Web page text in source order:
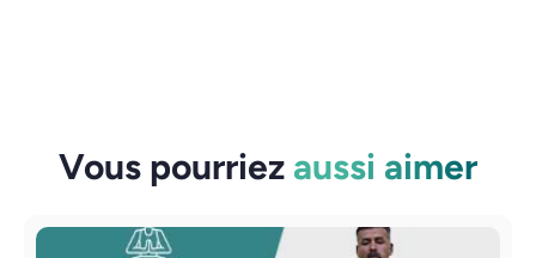
Vous pourriez aussi aimer